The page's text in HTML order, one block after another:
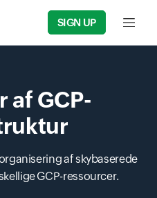
SIGN UP Input
af GCP-
af skybaserede
GCP-ressourcer.